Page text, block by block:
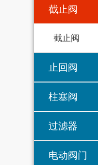
截止阀
截止阀
止回阀
柱塞阀
过滤器
电动阀门